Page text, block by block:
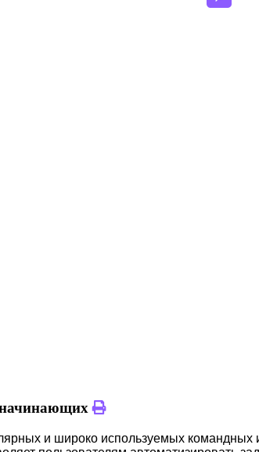
начинающих
и широко используемых командных